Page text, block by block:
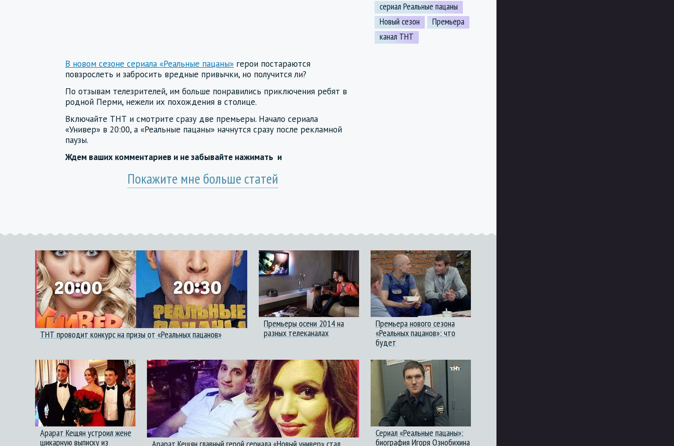
В новом сезоне сериала «Реальные пацаны» герои постараются
повзрослеть и забросить вредные привычки, но получится ли?
По отзывам телезрителей, им больше понравились приключения ребят в
родной Перми, нежели их похождения в столице.
Включайте ТНТ и смотрите сразу две премьеры. Начало сериала
«Универ» в 20:00, а «Реальные пацаны» начнутся сразу после рекламной
паузы.
Ждем ваших комментариев и не забывайте нажимать и
Покажите мне больше статей
сериал Реальные пацаны
Новый сезон
Премьера
канал ТНТ
ТНТ проводит конкурс на призы от «Реальных пацанов»
Премьеры осени 2014 на
разных телеканалах
Премьера нового сезона
«Реальных пацанов»: что
будет
Арарат Кещян устроил жене
шикарную выписку из
Сериал «Реальные пацаны»:
биография Игоря Ознобихина